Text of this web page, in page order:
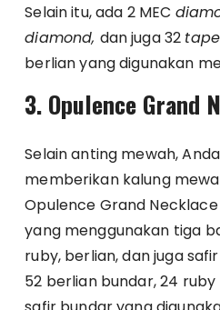
Selain itu, ada 2 MEC
diamond, dan juga 32
berlian yang digunakan
3. Opulence Grand
Selain anting mewah,
memberikan kalung
Opulence Grand
yang menggunakan tiga
ruby, berlian, dan juga
52 berlian bundar, 24 ruby